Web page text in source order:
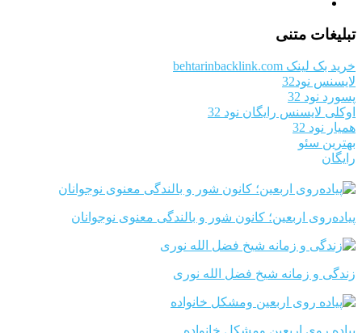
تبلیغات متنی
خرید بک لینک behtarinbacklink.com
لایسنس نود32
پسورد نود 32
اوکلی لایسنس رایگان نود 32
همیار نود 32
بهترین سئو
رایگان
پیاده‌روی اربعین؛ کانون شور و بالندگی معنوی نوجوانان
زندگی و زمانه شیخ فضل الله نوری
پیاده روی اربعین ومشکل خانواده